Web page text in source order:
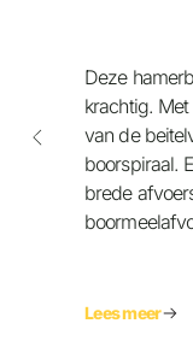
Deze
krachtig.
van de
boorspiraal.
brede
Lees meer